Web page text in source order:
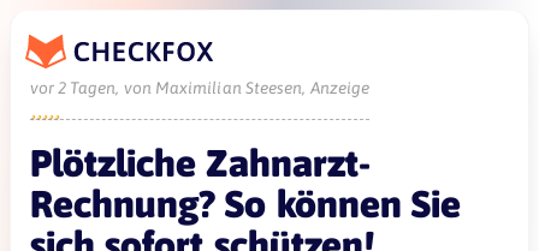
vor 2 Tagen, von Maximilian Steesen, Anzeige
Plötzliche Zahnarzt-
Rechnung? So können Sie